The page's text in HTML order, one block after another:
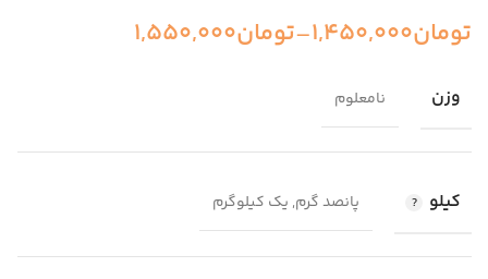
تومان1,450,000
–تومان1,550,000
وزن نامعلوم
کیلو پانصد گرم, یک کیلوگرم